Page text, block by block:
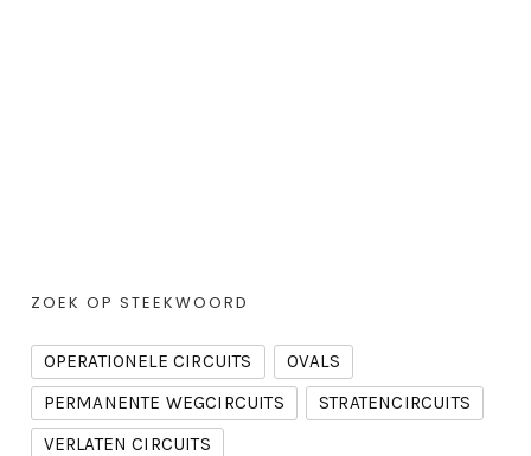
ZOEK OP STEEKWOORD
OPERATIONELE CIRCUITS
OVALS
PERMANENTE WEGCIRCUITS
STRATENCIRCUITS
VERLATEN CIRCUITS